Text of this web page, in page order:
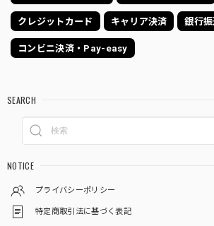
クレジットカード キャリア決済 銀行
コンビニ決済・Pay-easy
SEARCH
NOTICE
プライバシーポリシー
特定商取引法に基づく表記